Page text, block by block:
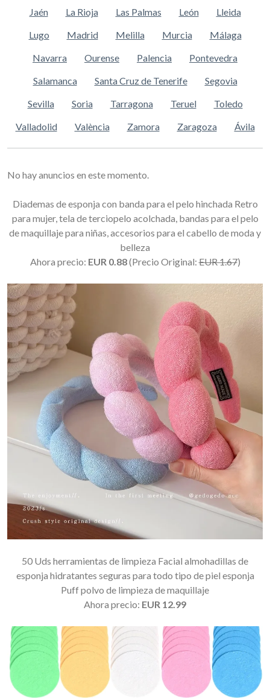
Jaén La Rioja Las Palmas León
Lleida
Lugo
Madrid Melilla Murcia
Málaga
Navarra
Ourense Palencia
Pontevedra
Salamanca
Santa Cruz de Tenerife
Segovia
Sevilla
Soria Tarragona Teruel
Toledo
Valladolid
València Zamora Zaragoza Ávila
No hay anuncios en este momento.
Diademas de esponja con banda para el pelo hinchada Retro
para mujer, tela de terciopelo acolchada, bandas para el pelo
de maquillaje para niñas, accesorios para el cabello de moda y
belleza
Ahora precio: EUR 0.88(Precio Original:EUR 1.67)
50 Uds herramientas de limpieza Facial almohadillas de
esponja hidratantes seguras para todo tipo de piel esponja
Puff polvo de limpieza de maquillaje
Ahora precio: EUR 12.99